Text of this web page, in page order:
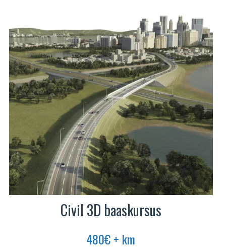
Civil 3D baaskursus
480€+ km